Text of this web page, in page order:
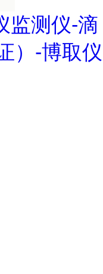
监测仪-滴
）-博取仪